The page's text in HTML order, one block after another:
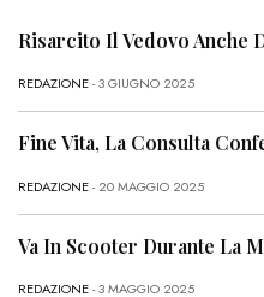
Risarcito Il Vedovo Anche
REDAZIONE- 3 GIUGNO 2025
Fine Vita, La Consulta
REDAZIONE- 20 MAGGIO 2025
Va In Scooter Durante La
REDAZIONE- 3 MAGGIO 2025